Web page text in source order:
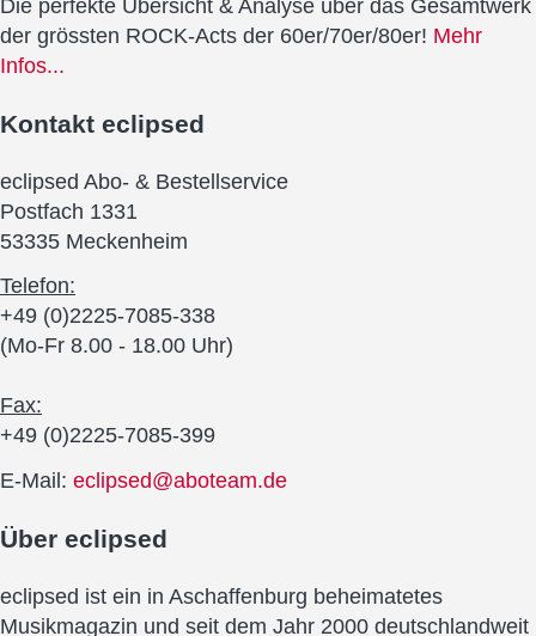
Die perfekte Übersicht & Analyse über das Gesamtwerk
der grössten ROCK-Acts der 60er/70er/80er! Mehr
Infos...
Kontakt eclipsed
eclipsed Abo- & Bestellservice
Postfach 1331
53335 Meckenheim
Telefon:
+49 (0)2225-7085-338
(Mo-Fr 8.00 - 18.00 Uhr)
Fax:
+49 (0)2225-7085-399
E-Mail: eclipsed@aboteam.de
Über eclipsed
eclipsed ist ein in Aschaffenburg beheimatetes
Musikmagazin und seit dem Jahr 2000 deutschlandweit